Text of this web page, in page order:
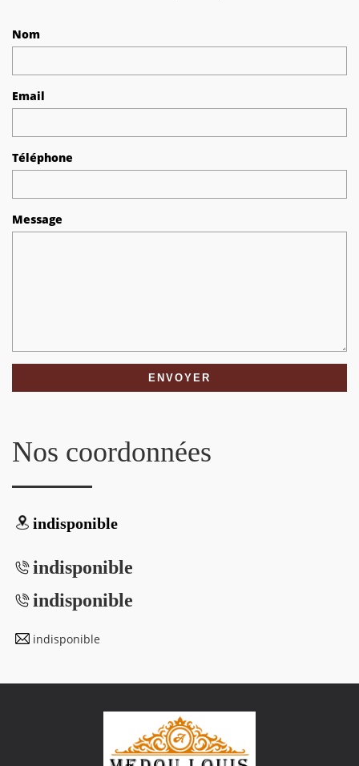
Nom
Email
Téléphone
Message
Nos coordonnées
indisponible
indisponible
indisponible
indisponible